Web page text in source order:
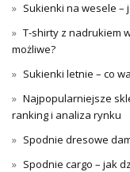
Sukienki na wesele –
T-shirty z nadrukiem
możliwe?
Sukienki letnie – co
Najpopularniejsze
ranking i analiza rynku
Spodnie dresowe
Spodnie cargo – jak